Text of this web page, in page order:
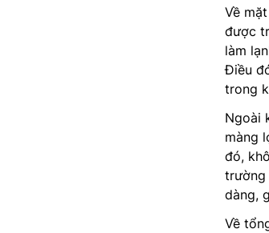
Về
được
làm
Điều
trong
Ngoài
màng
đó,
trường
dàng,
Về